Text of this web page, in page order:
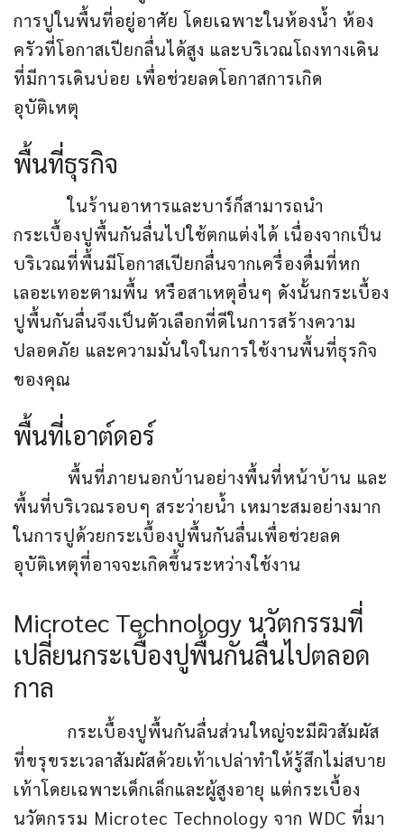
การปูในพื้นที่อยู่อาศัย โดยเฉพาะในห้องน้ำ ห้อง
ครัวที่โอกาสเปียกลื่นได้สูง และบริเวณโถงทางเดิน
ที่มีการเดินบ่อย เพื่อช่วยลดโอกาสการเกิด
อุบัติเหตุ
พื้นที่ธุรกิจ
ในร้านอาหารและบาร์ก็สามารถนำ
กระเบื้องปูพื้นกันลื่นไปใช้ตกแต่งได้ เนื่องจากเป็น
บริเวณที่พื้นมีโอกาสเปียกลื่นจากเครื่องดื่มที่หก
เลอะเทอะตามพื้น หรือสาเหตุอื่นๆ ดังนั้นกระเบื้อง
ปูพื้นกันลื่นจึงเป็นตัวเลือกที่ดีในการสร้างความ
ปลอดภัย และความมั่นใจในการใช้งานพื้นที่ธุรกิจ
ของคุณ
พื้นที่เอาต์ดอร์
พื้นที่ภายนอกบ้านอย่างพื้นที่หน้าบ้าน และ
พื้นที่บริเวณรอบๆ สระว่ายน้ำ เหมาะสมอย่างมาก
ในการปูด้วยกระเบื้องปูพื้นกันลื่นเพื่อช่วยลด
อุบัติเหตุที่อาจจะเกิดขึ้นระหว่างใช้งาน
Microtec Technology นวัตกรรมที่
เปลี่ยนกระเบื้องปูพื้นกันลื่นไปตลอด
กาล
กระเบื้องปูพื้นกันลื่นส่วนใหญ่จะมีผิวสัมผัส
ที่ขรุขระเวลาสัมผัสด้วยเท้าเปล่าทำให้รู้สึกไม่สบาย
เท้าโดยเฉพาะเด็กเล็กและผู้สูงอายุ แต่กระเบื้อง
นวัตกรรม Microtec Technology จาก WDC ที่มา